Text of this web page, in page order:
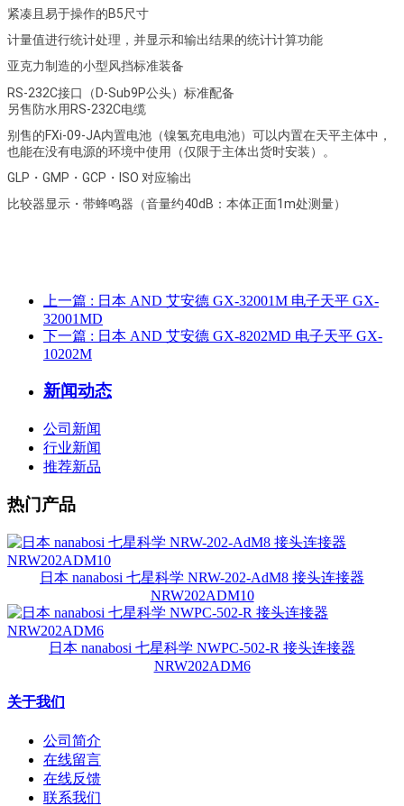
紧凑且易于操作的B5尺寸
计量值进行统计处理，并显示和输出结果的统计计算功能
亚克力制造的小型风挡标准装备
RS-232C接口（D-Sub9P公头）标准配备
另售防水用RS-232C电缆
别售的FXi-09-JA内置电池（镍氢充电电池）可以内置在天平主体中，
也能在没有电源的环境中使用（仅限于主体出货时安装）。
GLP・GMP・GCP・ISO 对应输出
比较器显示・带蜂鸣器（音量约40dB：本体正面1m处测量）
上一篇 : 日本 AND 艾安德 GX-32001M 电子天平 GX-
32001MD
下一篇 : 日本 AND 艾安德 GX-8202MD 电子天平 GX-
10202M
新闻动态
公司新闻
行业新闻
推荐新品
热门产品
日本 nanabosi 七星科学 NRW-202-AdM8 接头连接器
NRW202ADM10
日本 nanabosi 七星科学 NWPC-502-R 接头连接器
NRW202ADM6
关于我们
公司简介
在线留言
在线反馈
联系我们